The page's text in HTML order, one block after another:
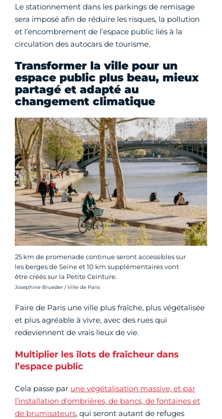
Le stationnement dans les parkings de remisage
sera imposé afin de réduire les risques, la pollution
et l’encombrement de l’espace public liés à la
circulation des autocars de tourisme.
Transformer la ville pour un
espace public plus beau, mieux
partagé et adapté au
changement climatique
25 km de promenade continue seront accessibles sur
les berges de Seine et 10 km supplémentaires vont
être créés sur la Petite Ceinture.
Crédit photo :
Joséphine Brueder / Ville de Paris
Faire de Paris une ville plus fraîche, plus végétalisée
et plus agréable à vivre, avec des rues qui
redeviennent de vrais lieux de vie.
Multiplier les îlots de fraîcheur dans
l’espace public
Cela passe par une végétalisation massive, et par
l’installation d’ombrières, de bancs, de fontaines et
de brumisateurs, qui seront autant de refuges